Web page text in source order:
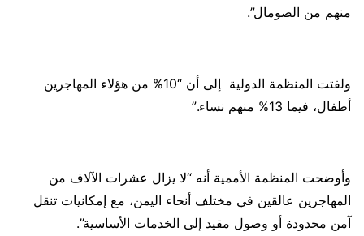
منهم من الصومال”.
ولفتت المنظمة الدولية إلى أن “10% من هؤلاء المهاجرين
أطفال، فيما 13% منهم نساء.”
‏وأوضحت المنظمة الأممية أنه “لا يزال عشرات الآلاف من
المهاجرين عالقين في مختلف أنحاء اليمن، مع إمكانيات تنقل
آمن محدودة أو وصول مقيد إلى الخدمات الأساسية”.